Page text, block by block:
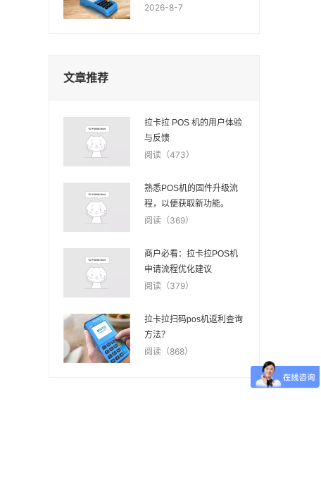
2026-8-7
文章推荐
拉卡拉 POS 机的用户体验
与反馈
阅读（473）
熟悉POS机的固件升级流
程，以便获取新功能。
阅读（369）
商户必看：拉卡拉POS机
申请流程优化建议
阅读（379）
拉卡拉扫码pos机返利查询
方法？
阅读（868）